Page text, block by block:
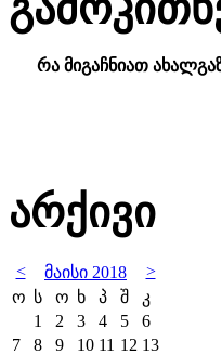
რა მიგაჩნიათ
არქივი
< მაისი 2018
>
ო ს ო ხ პ შ
კ
1
2 3 4 5
6
7
8 9 10 11 12 13